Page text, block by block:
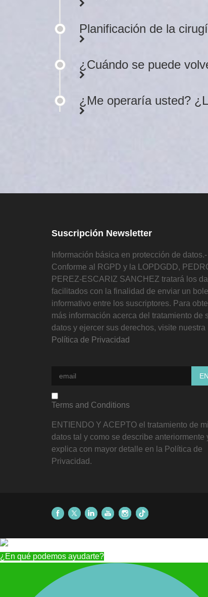
Planificación de la
¿Cuándo se puede
¿Me operaría usted?
Suscripción Newsletter
Información básica en protección de datos.-
Conforme al RGPD y la LOPDGDD,
PEREZ-ESCARIZ SANCHEZ tratará los
facilitados con la finalidad de enviar un
informativo entre los suscriptores. Para
más información acerca del tratamiento de
datos y ejercer sus derechos, visite nuestra
Política de Privacidad
Terms and Conditions
ENTIENDO Y ACEPTO el tratamiento de
datos tal y como se describe anteriormente
explica con mayor detalle en la Política de
Privacidad.
¿En qué podemos ayudarte?